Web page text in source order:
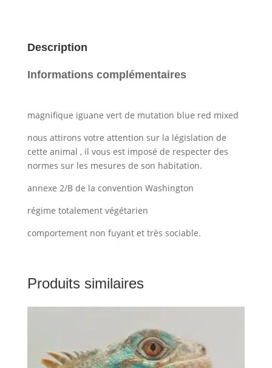
Description
Informations complémentaires
magnifique iguane vert de mutation blue red mixed
nous attirons votre attention sur la législation de
cette animal , il vous est imposé de respecter des
normes sur les mesures de son habitation.
annexe 2/B de la convention Washington
régime totalement végétarien
comportement non fuyant et très sociable.
Produits similaires